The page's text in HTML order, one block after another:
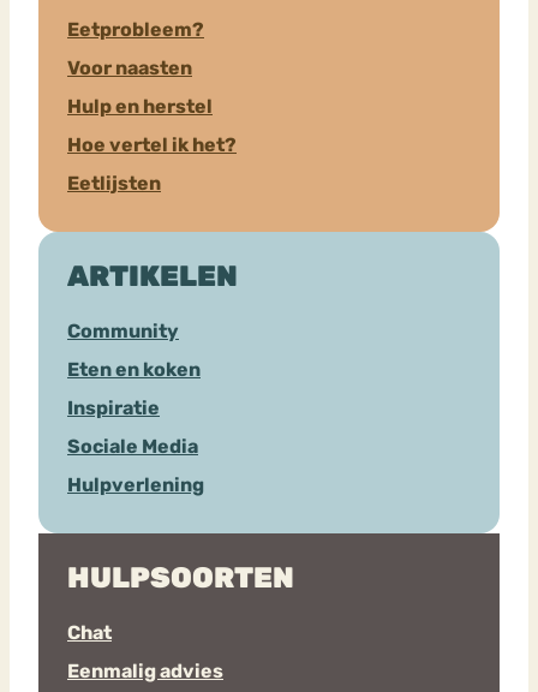
Eetprobleem?
Voor naasten
Hulp en herstel
Hoe vertel ik het?
Eetlijsten
ARTIKELEN
Community
Eten en koken
Inspiratie
Sociale Media
Hulpverlening
HULPSOORTEN
Chat
Eenmalig advies